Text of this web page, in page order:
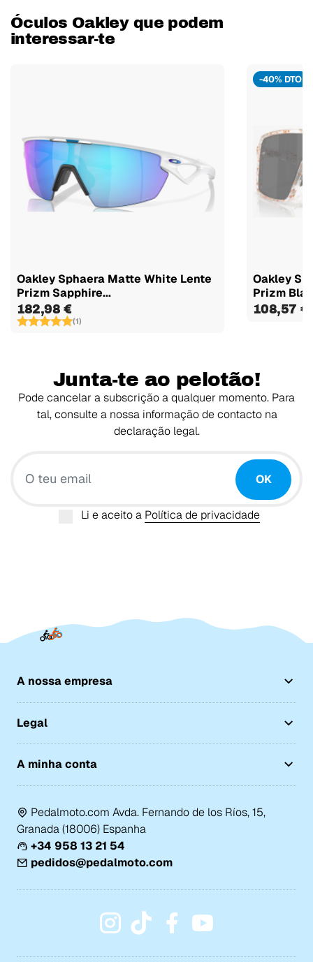
Óculos Oakley que podem
interessar-te
Oakley Sphaera Matte White Lente
Prizm Sapphire...
182,98 €
(1)
-40% DTO
Oakley
Prizm
108,57 €
Junta-te ao pelotão!
Pode cancelar a subscrição a qualquer momento. Para
tal, consulte a nossa informação de contacto na
declaração legal.
OK
Li e aceito a Política de privacidade
A nossa empresa
Legal
A minha conta
Pedalmoto.com Avda. Fernando de los Ríos, 15,
Granada (18006) Espanha
+34 958 13 21 54
pedidos@pedalmoto.com